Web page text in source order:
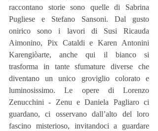
raccontano storie sono quelle di Sabrina
Pugliese e Stefano Sansoni. Dal gusto
onirico sono i lavori di Susi Ricauda
Aimonino, Pix Cataldi e Karen Antonini
Karengiòarte, anche qui il bianco si
trasforma in tante sfumature diverse che
diventano un unico groviglio colorato e
luminosissimo. Le opere di Lorenzo
Zenucchini - Zenu e Daniela Pagliaro ci
guardano, ci osservano dall’alto del loro
fascino misterioso, invitandoci a guardare